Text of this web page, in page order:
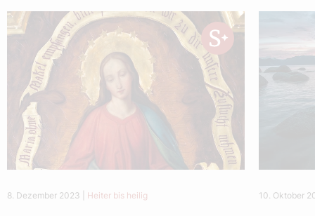
8. Dezember 2023 Heiter bis heilig 10. Oktober